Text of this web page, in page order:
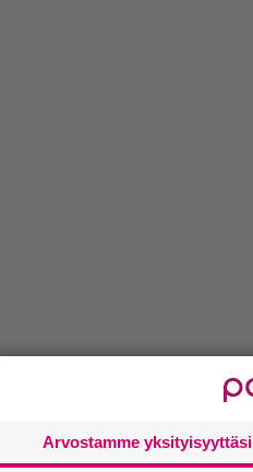
Arvostamme yksityisyyttäsi